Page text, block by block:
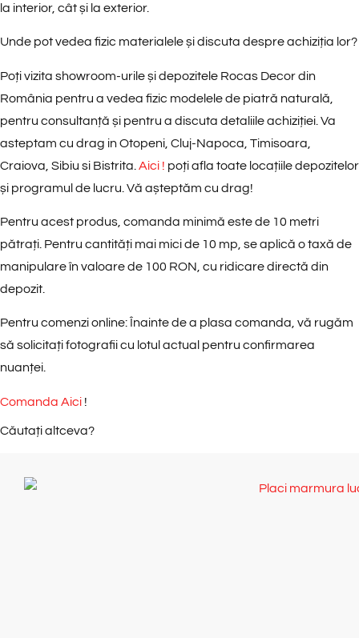
la interior, cât și la exterior.
Unde pot vedea fizic materialele și discuta despre achiziția lor?
Poți vizita showroom-urile și depozitele Rocas Decor din
România pentru a vedea fizic modelele de piatră naturală,
pentru consultanță și pentru a discuta detaliile achiziției. Va
asteptam cu drag in Otopeni, Cluj-Napoca, Timisoara,
Craiova, Sibiu si Bistrita. Aici ! poți afla toate locațiile depozitelor
și programul de lucru. Vă așteptăm cu drag!
Pentru acest produs, comanda minimă este de 10 metri
pătrați . Pentru cantități mai mici de 10 mp, se aplică otaxă de
manipulare în valoare de 100 RON , cu ridicare directă din
depozit
Pentru comenzi online: Înainte de a plasa comanda, vă rugăm
să solicitați fotografii cu lotul actual pentru confirmarea
nuanței.
Comanda Aici !
Căutați altceva?